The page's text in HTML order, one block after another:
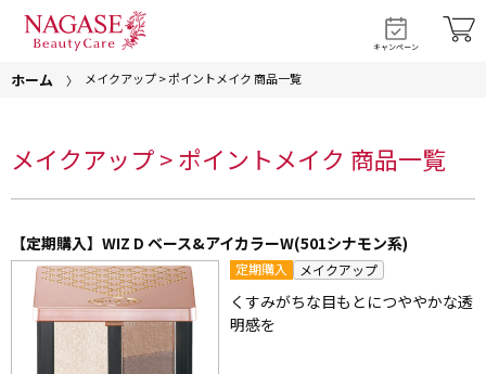
キャンペーン
ホーム メイクアップ > ポイントメイク 商品一覧
メイクアップ > ポイントメイク 商品一覧
【定期購入】WIZ D ベース&アイカラーW(501シナモン系)
定期購入 メイクアップ
くすみがちな目もとにつややかな透
明感を